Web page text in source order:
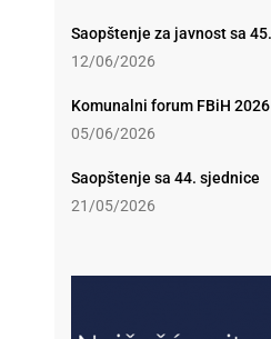
Saopštenje za javnost sa
12/06/2026
Komunalni forum FBiH 2026
05/06/2026
Saopštenje sa 44. sjednice
21/05/2026